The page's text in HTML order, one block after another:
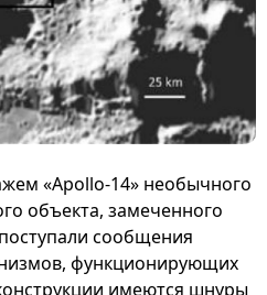
«Apollo-14» необычного
объекта, замеченного
сообщения
функционирующих
имеются шнуры